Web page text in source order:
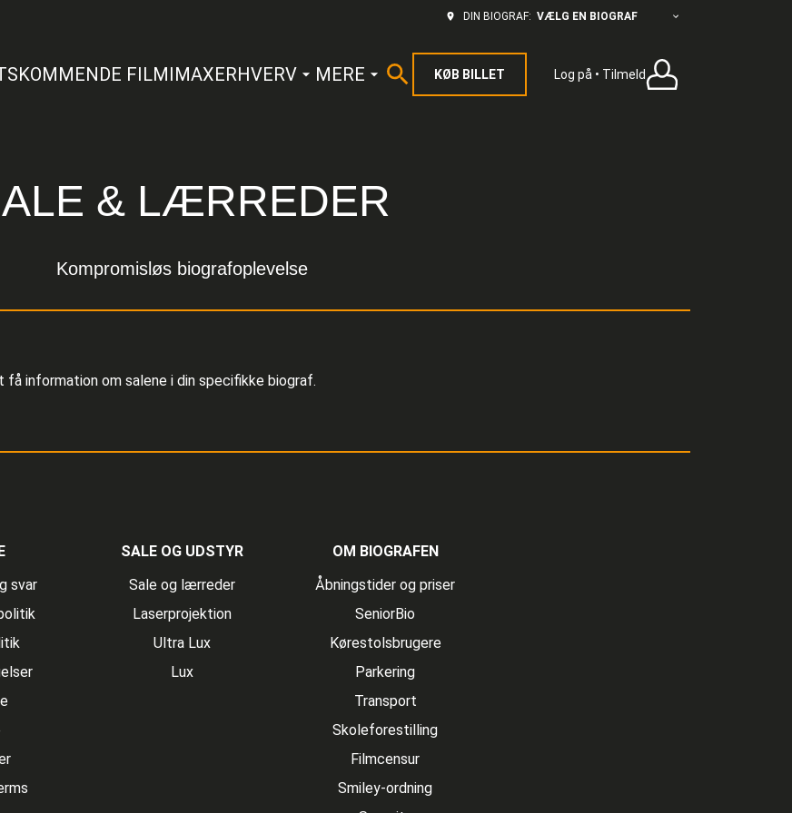
DIN BIOGRAF: VÆLG EN BIOGRAF
KOMMENDE FILMIMAXERHVERV MERE KØB BILLET Log på • Tilmeld
& LÆRREDER
Kompromisløs biografoplevelse
information om salene i din specifikke biograf.
svar
SALE OG UDSTYR
Sale og lærreder
Laserprojektion
Ultra Lux
Lux
OM BIOGRAFEN
Åbningstider og priser
SeniorBio
Kørestolsbrugere
Parkering
Transport
Skoleforestilling
Filmcensur
Smiley-ordning